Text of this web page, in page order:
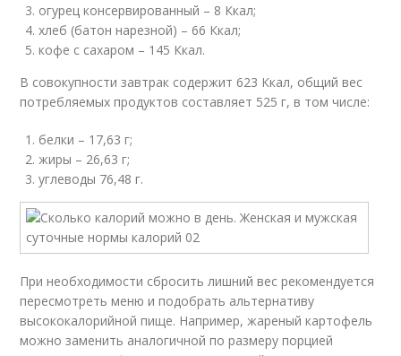
огурец консервированный – 8 Ккал;
хлеб (батон нарезной) – 66 Ккал;
кофе с сахаром – 145 Ккал.
В совокупности завтрак содержит 623 Ккал, общий вес
потребляемых продуктов составляет 525 г, в том числе:
белки – 17,63 г;
жиры – 26,63 г;
углеводы 76,48 г.
При необходимости сбросить лишний вес рекомендуется
пересмотреть меню и подобрать альтернативу
высококалорийной пище. Например, жареный картофель
можно заменить аналогичной по размеру порцией